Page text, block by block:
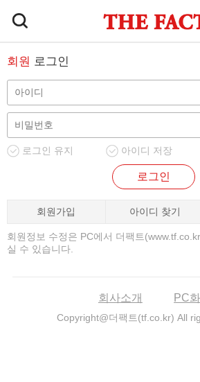
회원 로그인
로그인 유지 아이디 저장
로그인
회원가입 아이디 찾기
회원정보 수정은 PC에서 더팩트
실 수 있습니다.
회사소개 PC
Copyright@더팩트(tf.co.kr) All